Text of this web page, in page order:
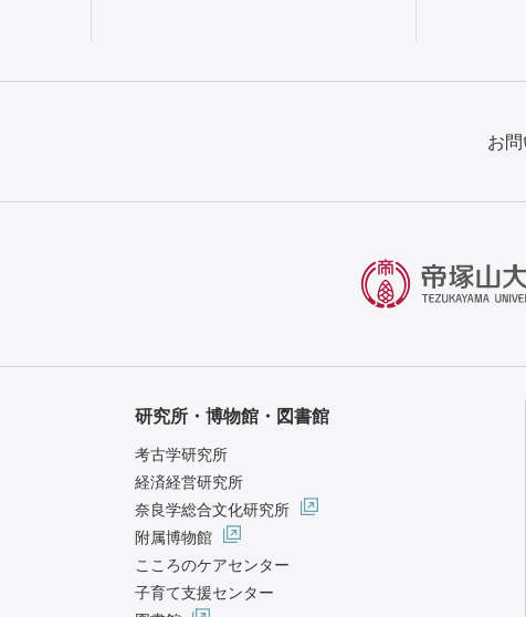
お
研究所・博物館・図書館
考古学研究所
経済経営研究所
奈良学総合文化研究所
附属博物館
こころのケアセンター
子育て支援センター